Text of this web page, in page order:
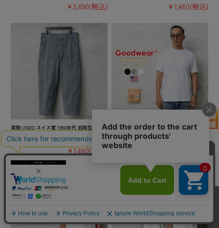
¥3,850(税込) ¥7,480(税込)
実物 USED スイス軍 1950年代 前期型 ヴィ
ンテージ デニムワークパンツ【キャンペー
ン対象外】【I】ミリタリー 古着
¥7,480(税込)
★カートで割引対象品★【即日出荷対応】G
oodwear グッドウェア 2W7-65227 USAコッ
トン パック 半袖 Tシャツ【TB】